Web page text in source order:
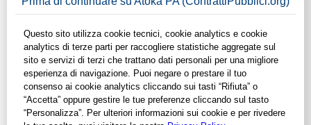
ambito Economia e
lavoro
In questa sezione del sito di ContrattiPubblici.org potrai avere
ad alcuni dei contratti presenti nella piattaforma stipulati
all'interno del Comune di Volta Mantovana in ambito
Economia e lavoro. Grazie alle funzionalità di
ContrattiPubblici.org potrai monitorare la scadenza dei
contratti pubblici di tuo interesse e programmare la tua attività